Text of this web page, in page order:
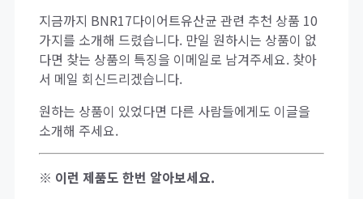
지금까지 BNR17다이어트유산균 관련 추천 상품 10
가지를 소개해 드렸습니다. 만일 원하시는 상품이 없
다면 찾는 상품의 특징을 이메일로 남겨주세요. 찾아
서 메일 회신드리겠습니다.
원하는 상품이 있었다면 다른 사람들에게도 이글을
소개해 주세요.
※ 이런 제품도 한번 알아보세요.